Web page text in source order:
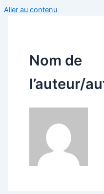
Aller au contenu
Nom de
l’auteur/